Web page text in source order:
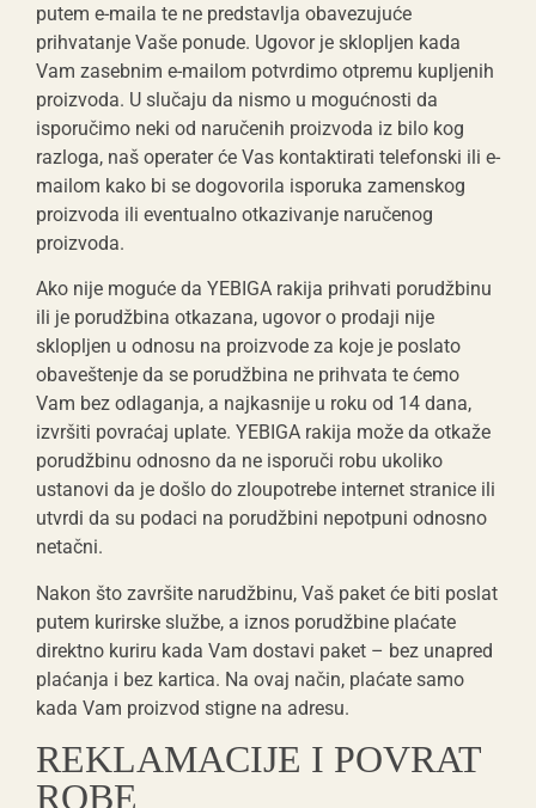
putem e-maila te ne predstavlja obavezujuće
prihvatanje Vaše ponude. Ugovor je sklopljen kada
Vam zasebnim e-mailom potvrdimo otpremu kupljenih
proizvoda. U slučaju da nismo u mogućnosti da
isporučimo neki od naručenih proizvoda iz bilo kog
razloga, naš operater će Vas kontaktirati telefonski ili e-
mailom kako bi se dogovorila isporuka zamenskog
proizvoda ili eventualno otkazivanje naručenog
proizvoda.
Ako nije moguće da YEBIGA rakija prihvati porudžbinu
ili je porudžbina otkazana, ugovor o prodaji nije
sklopljen u odnosu na proizvode za koje je poslato
obaveštenje da se porudžbina ne prihvata te ćemo
Vam bez odlaganja, a najkasnije u roku od 14 dana,
izvršiti povraćaj uplate. YEBIGA rakija može da otkaže
porudžbinu odnosno da ne isporuči robu ukoliko
ustanovi da je došlo do zloupotrebe internet stranice ili
utvrdi da su podaci na porudžbini nepotpuni odnosno
netačni.
Nakon što završite narudžbinu, Vaš paket će biti poslat
putem kurirske službe, a iznos porudžbine plaćate
direktno kuriru kada Vam dostavi paket – bez unapred
plaćanja i bez kartica. Na ovaj način, plaćate samo
kada Vam proizvod stigne na adresu.
REKLAMACIJE I POVRAT
ROBE